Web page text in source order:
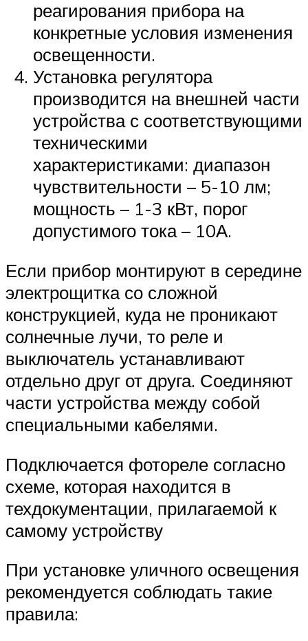
реагирования прибора на
конкретные условия изменения
освещенности.
Установка регулятора
производится на внешней части
устройства с соответствующими
техническими
характеристиками: диапазон
чувствительности – 5-10 лм;
мощность – 1-3 кВт, порог
допустимого тока – 10А.
Если прибор монтируют в середине
электрощитка со сложной
конструкцией, куда не проникают
солнечные лучи, то реле и
выключатель устанавливают
отдельно друг от друга. Соединяют
части устройства между собой
специальными кабелями.
Подключается фотореле согласно
схеме, которая находится в
техдокументации, прилагаемой к
самому устройству
При установке уличного освещения
рекомендуется соблюдать такие
правила: